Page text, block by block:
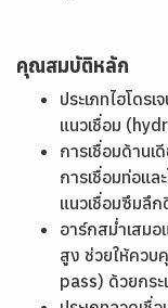
คุณสมบัติหลัก
ประเภทไฮโดร
แนวเชื่อม
การเชื่อมด้าน
การเชื่อมท่อแล
แนวเชื่อมซึมลึ
อาร์กสม่ำเสมอ
สูง ช่วยให้ควบ
pass) ด้วยกร